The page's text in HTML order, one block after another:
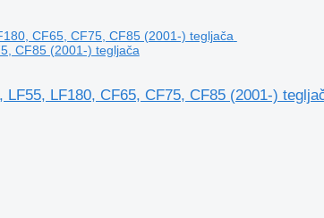
CF85 (2001-) tegljača
LF180, CF65, CF75, CF85 (2001-)